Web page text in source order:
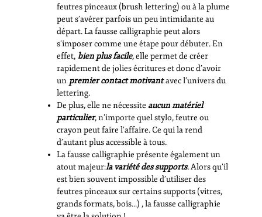
feutres pinceaux (brush lettering) ou à la plume
peut s’avérer parfois un peu intimidante au
départ. La fausse calligraphie peut alors
s’imposer comme une étape pour débuter. En
effet, bien plus facile, elle permet de créer
rapidement de jolies écritures et donc d’avoir
un premier contact motivant avec l’univers du
lettering.
De plus, elle ne nécessite aucun matériel
particulier, n’importe quel stylo, feutre ou
crayon peut faire l’affaire. Ce qui la rend
d’autant plus accessible à tous.
La fausse calligraphie présente également un
atout majeur:la variété des supports.Alors qu’il
est bien souvent impossible d’utiliser des
feutres pinceaux sur certains supports (vitres,
grands formats, bois…) , la fausse calligraphie